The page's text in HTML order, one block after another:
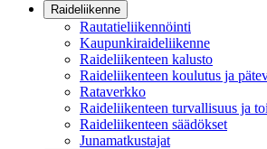
Raideliikenne
Rautatieliikennöinti
Kaupunkiraideliikenne
Raideliikenteen kalusto
Raideliikenteen koulutus ja
Rataverkko
Raideliikenteen turvallisuus ja
Raideliikenteen säädökset
Junamatkustajat